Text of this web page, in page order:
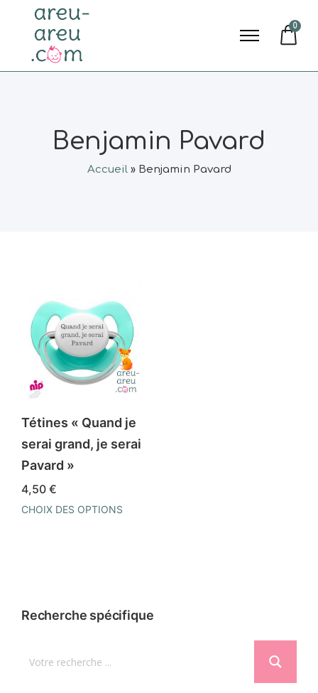
0
Benjamin Pavard
Accueil» Benjamin Pavard
Tétines « Quand je
serai grand, je serai
Pavard »
4,50 €
CHOIX DES OPTIONS
variations.
peuvent
Recherche spécifique